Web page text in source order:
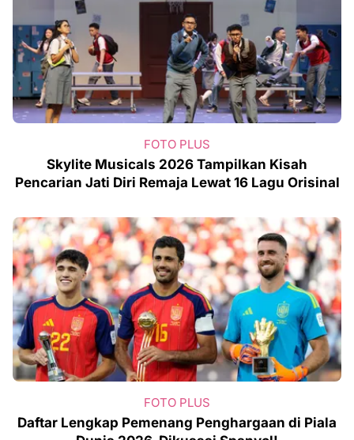
FOTO PLUS
Skylite Musicals 2026 Tampilkan Kisah
Pencarian Jati Diri Remaja Lewat 16 Lagu Orisinal
FOTO PLUS
Daftar Lengkap Pemenang Penghargaan di Piala